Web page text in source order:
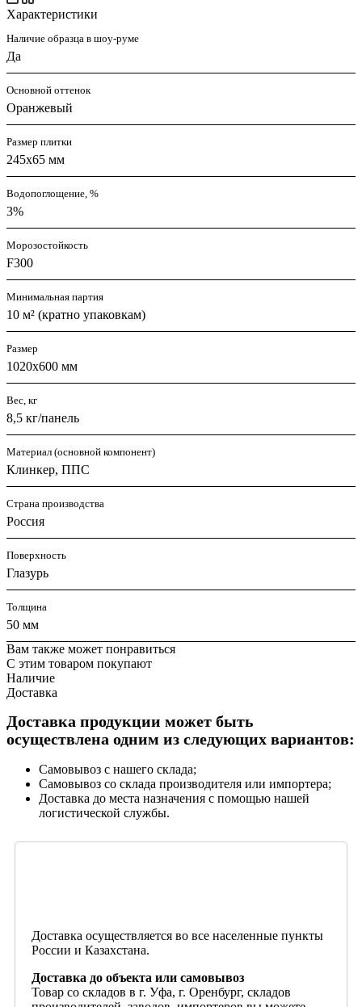
Характеристики
Наличие образца в шоу-руме
Да
Основной оттенок
Оранжевый
Размер плитки
245х65 мм
Водопоглощение, %
3%
Морозостойкость
F300
Минимальная партия
10 м² (кратно упаковкам)
Размер
1020х600 мм
Вес, кг
8,5 кг/панель
Материал (основной компонент)
Клинкер, ППС
Страна производства
Россия
Поверхность
Глазурь
Толщина
50 мм
Вам также может понравиться
С этим товаром покупают
Наличие
Доставка
Доставка продукции может быть
осуществлена одним из следующих вариантов:
Самовывоз с нашего склада;
Самовывоз со склада производителя или импортера;
Доставка до места назначения с помощью нашей
логистической службы.
Доставка осуществляется во все населенные пункты
России и Казахстана.
Доставка до объекта или самовывоз
Товар со складов в г. Уфа, г. Оренбург, складов